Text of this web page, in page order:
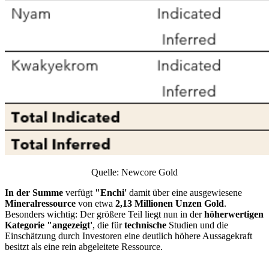
Quelle: Newcore Gold
In der Summe verfügt "Enchi' damit über eine ausgewiesene
Mineralressource von etwa 2,13 Millionen Unzen Gold.
Besonders wichtig: Der größere Teil liegt nun in derhöherwertigen
Kategorie "angezeigt', die fürtechnische Studien und die
Einschätzung durch Investoren eine deutlich höhere Aussagekraft
besitzt als eine rein abgeleitete Ressource.